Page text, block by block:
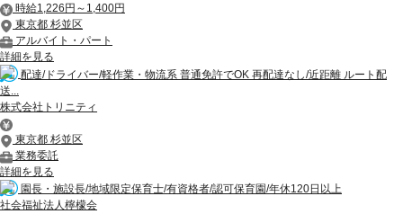
時給1,226円～1,400円
東京都 杉並区
アルバイト・パート
詳細を見る
配達/ドライバー/軽作業・物流系 普通免許でOK 再配達なし/近距離 ルート配
送...
株式会社トリニティ
東京都 杉並区
業務委託
詳細を見る
園長・施設長/地域限定保育士/有資格者/認可保育園/年休120日以上
社会福祉法人檸檬会